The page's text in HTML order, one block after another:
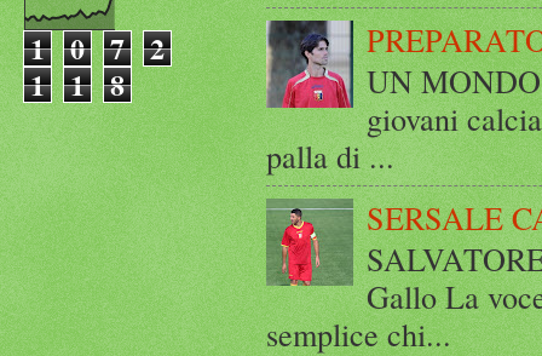
UN
giovani
palla di ...
SERSALE
Gallo La
semplice chi...
1 0 7 2
1 1 8